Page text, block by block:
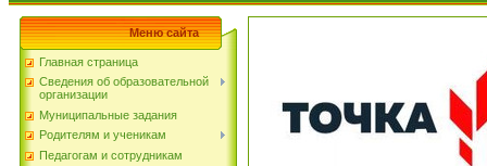
Меню сайта
Главная страница
Сведения об образовательной
организации
Муниципальные задания
Родителям и ученикам
Педагогам и сотрудникам